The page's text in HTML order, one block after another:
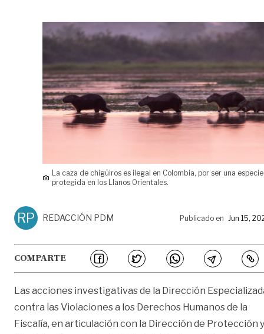
La caza de chigüiros es ilegal en Colombia, por ser una especie
protegida en los Llanos Orientales.
RP REDACCIÓN PDM Publicado en Jun 15,
COMPARTE
Las acciones investigativas de la Dirección
contra las Violaciones a los Derechos Humanos de la
Fiscalía, en articulación con la Dirección de Protección y